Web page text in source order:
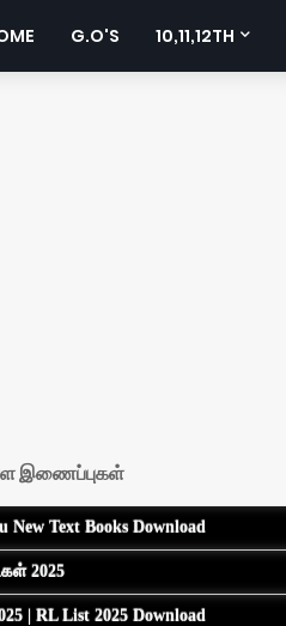
G.O'S 10,11,12TH
இணைப்புகள்
New Text Books Download
2025
| RL List 2025 Download